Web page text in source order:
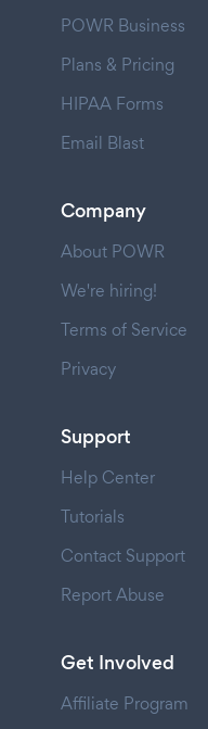
POWR Business
Plans & Pricing
HIPAA Forms
Email Blast
Company
About POWR
We're hiring!
Terms of Service
Privacy
Support
Help Center
Tutorials
Contact Support
Report Abuse
Get Involved
Affiliate Program